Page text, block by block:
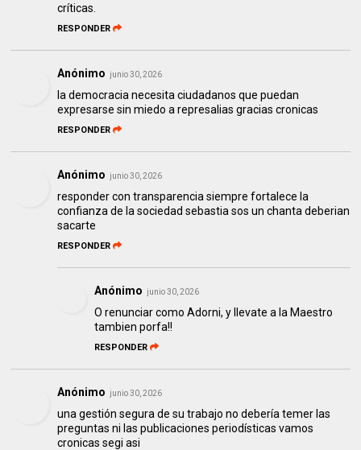
críticas.
RESPONDER
Anónimo junio 30, 2026
la democracia necesita ciudadanos que puedan
expresarse sin miedo a represalias gracias cronicas
RESPONDER
Anónimo junio 30, 2026
responder con transparencia siempre fortalece la
confianza de la sociedad sebastia sos un chanta deberian
sacarte
RESPONDER
Anónimo junio 30, 2026
O renunciar como Adorni, y llevate a la Maestro
tambien porfa!!
RESPONDER
Anónimo junio 30, 2026
una gestión segura de su trabajo no debería temer las
preguntas ni las publicaciones periodísticas vamos
cronicas segi asi